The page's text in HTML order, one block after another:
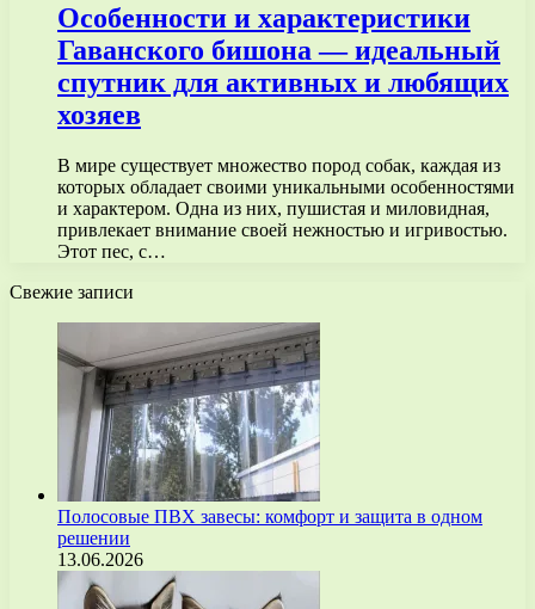
Особенности и характеристики
Гаванского бишона — идеальный
спутник для активных и любящих
хозяев
В мире существует множество пород собак, каждая из
которых обладает своими уникальными особенностями
и характером. Одна из них, пушистая и миловидная,
привлекает внимание своей нежностью и игривостью.
Этот пес, с…
Свежие записи
Полосовые ПВХ завесы: комфорт и защита в одном
решении
13.06.2026